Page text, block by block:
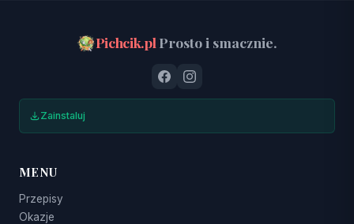
Pichcik.pl Prosto i smacznie.
Zainstaluj
MENU
Przepisy
Okazje